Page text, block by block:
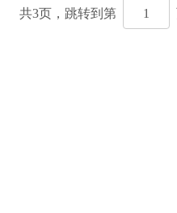
共3页，跳转到第